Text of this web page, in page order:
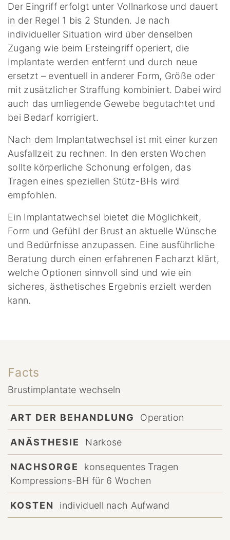
Der Eingriff erfolgt unter Vollnarkose und dauert
in der Regel 1 bis 2 Stunden. Je nach
individueller Situation wird über denselben
Zugang wie beim Ersteingriff operiert, die
Implantate werden entfernt und durch neue
ersetzt – eventuell in anderer Form, Größe oder
mit zusätzlicher Straffung kombiniert. Dabei wird
auch das umliegende Gewebe begutachtet und
bei Bedarf korrigiert.
Nach dem Implantatwechsel ist mit einer kurzen
Ausfallzeit zu rechnen. In den ersten Wochen
sollte körperliche Schonung erfolgen, das
Tragen eines speziellen Stütz-BHs wird
empfohlen.
Ein Implantatwechsel bietet die Möglichkeit,
Form und Gefühl der Brust an aktuelle Wünsche
und Bedürfnisse anzupassen. Eine ausführliche
Beratung durch einen erfahrenen Facharzt klärt,
welche Optionen sinnvoll sind und wie ein
sicheres, ästhetisches Ergebnis erzielt werden
kann.
Facts
Brustimplantate wechseln
ART DER BEHANDLUNG Operation
ANÄSTHESIE Narkose
NACHSORGE
konsequentes Tragen
Kompressions-BH für 6 Wochen
KOSTEN individuell nach Aufwand